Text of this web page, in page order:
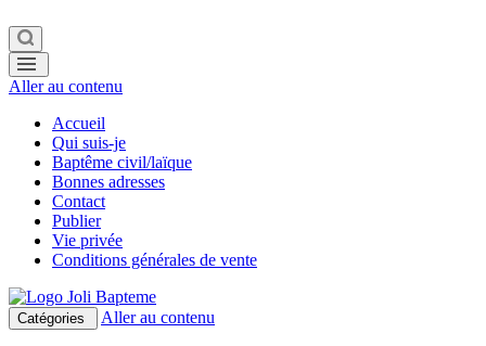
Aller au contenu
Accueil
Qui suis-je
Baptême civil/laïque
Bonnes adresses
Contact
Publier
Vie privée
Conditions générales de vente
Catégories Aller au contenu